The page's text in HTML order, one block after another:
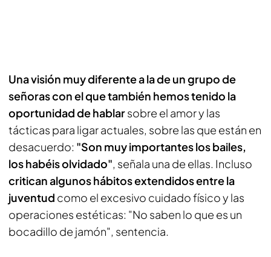
Una visión muy diferente a la de un grupo de
señoras con el que también hemos tenido la
oportunidad de hablarsobre el amor y las
tácticas para ligar actuales, sobre las que están en
desacuerdo: "Son muy importantes los bailes,
los habéis olvidado", señala una de ellas. Incluso
critican algunos hábitos extendidos entre la
juventud como el excesivo cuidado físico y las
operaciones estéticas: "No saben lo que es un
bocadillo de jamón", sentencia.